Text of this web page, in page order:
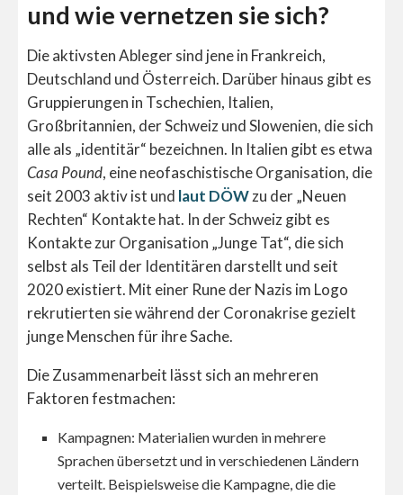
und wie vernetzen sie sich?
Die aktivsten Ableger sind jene in Frankreich,
Deutschland und Österreich. Darüber hinaus gibt es
Gruppierungen in Tschechien, Italien,
Großbritannien, der Schweiz und Slowenien, die sich
alle als „identitär“ bezeichnen. In Italien gibt es etwa
Casa Pound, eine neofaschistische Organisation, die
seit 2003 aktiv ist und laut DÖWzu der „Neuen
Rechten“ Kontakte hat. In der Schweiz gibt es
Kontakte zur Organisation „Junge Tat“, die sich
selbst als Teil der Identitären darstellt und seit
2020 existiert. Mit einer Rune der Nazis im Logo
rekrutierten sie während der Coronakrise gezielt
junge Menschen für ihre Sache.
Die Zusammenarbeit lässt sich an mehreren
Faktoren festmachen:
Kampagnen: Materialien wurden in mehrere
Sprachen übersetzt und in verschiedenen Ländern
verteilt. Beispielsweise die Kampagne, die die